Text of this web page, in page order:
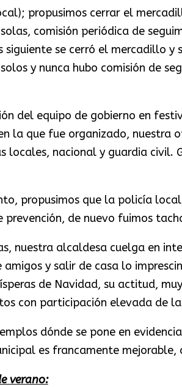
propusimos cerrar el
comisión periódica de
siguiente se cerró el mercadillo y
y nunca hubo comisión de
del equipo de gobierno en
la que fue organizado, nuestra
locales, nacional y guardia civil.
propusimos que la policía
prevención, de nuevo fuimos
nuestra alcaldesa cuelga en
amigos y salir de casa lo
de Navidad, su actitud,
con participación elevada de
dónde se pone en
es francamente mejorable,
verano: